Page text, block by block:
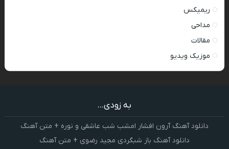
ریمیکس
مداحی
مقالات
موزیک ویدیو
به زودی...
دانلود آهنگ آرون افشار امشب شب عاشقی و نوره + متن آهنگ
دانلود آهنگ باز شبگردی مجید رضوی + متن آهنگ